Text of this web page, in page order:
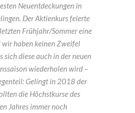
Neuentdeckungen in
Der Aktienkurs feierte
Frühjahr/Sommer eine
wir haben keinen Zweifel
sich diese auch in der neuen
wiederholen wird –
Gelingt in 2018 der
die Höchstkurse des
Jahres immer noch